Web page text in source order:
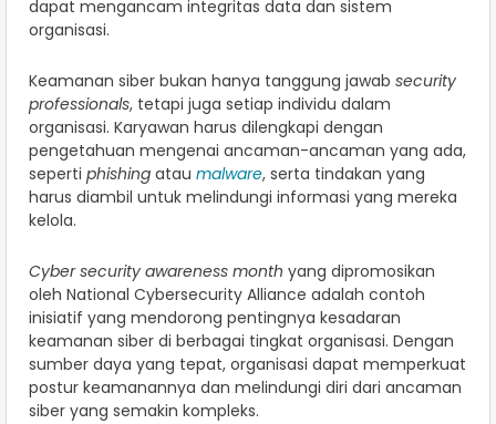
dapat mengancam integritas data dan sistem
organisasi.
Keamanan siber bukan hanya tanggung jawab security
professionals, tetapi juga setiap individu dalam
organisasi. Karyawan harus dilengkapi dengan
pengetahuan mengenai ancaman-ancaman yang ada,
seperti phishing atau malware, serta tindakan yang
harus diambil untuk melindungi informasi yang mereka
kelola.
Cyber security awareness month yang dipromosikan
oleh National Cybersecurity Alliance adalah contoh
inisiatif yang mendorong pentingnya kesadaran
keamanan siber di berbagai tingkat organisasi. Dengan
sumber daya yang tepat, organisasi dapat memperkuat
postur keamanannya dan melindungi diri dari ancaman
siber yang semakin kompleks.